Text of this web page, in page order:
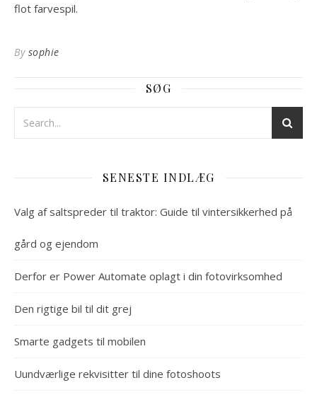
flot farvespil.
By sophie
SØG
SENESTE INDLÆG
Valg af saltspreder til traktor: Guide til vintersikkerhed på
gård og ejendom
Derfor er Power Automate oplagt i din fotovirksomhed
Den rigtige bil til dit grej
Smarte gadgets til mobilen
Uundværlige rekvisitter til dine fotoshoots